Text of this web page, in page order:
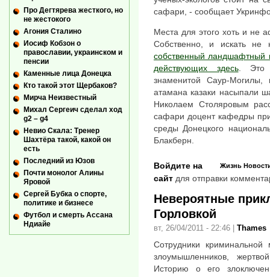
сафари, - сообщает
Места для этого хоть и не
Собственно, и искать
собственный ландшафтный
действующих здесь. Это
знаменитой Саур-Могилы,
атамана казаки насыпали
Николаем Столяровым
сафари доцент кафедры
среды Донецкого
Блакберн.
Жизнь
Войдите на
сайт для отправки
Невероятные
Горловкой
вт, 26/04/2011 - 22:46 Thames
Сотрудники криминальной
злоумышленников,
Историю о его
Про Дегтярева жесткого, но
не жестокого
Агония Сталино
Иосиф Кобзон о
православии, украинском и
пенсии
Каменные лица Донецка
Кто такой этот Щербаков?
Мирча Неизвестный
Михал Сергеич сделал ход
g2 – g4
Невио Скала: Тренер
Шахтёра такой, какой он
есть
Последний из Юзов
Почти монолог Алины
Яровой
Сергей Бубка о спорте,
политике и бизнесе
Футбол и смерть Ассана
Ндиайе